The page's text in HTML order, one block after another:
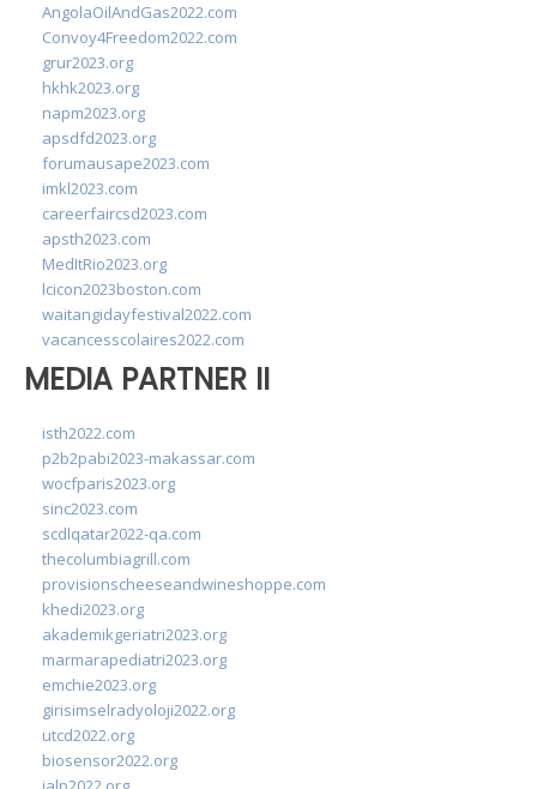
AngolaOilAndGas2022.com
Convoy4Freedom2022.com
grur2023.org
hkhk2023.org
napm2023.org
apsdfd2023.org
forumausape2023.com
imkl2023.com
careerfaircsd2023.com
apsth2023.com
MedItRio2023.org
lcicon2023boston.com
waitangidayfestival2022.com
vacancesscolaires2022.com
MEDIA PARTNER II
isth2022.com
p2b2pabi2023-makassar.com
wocfparis2023.org
sinc2023.com
scdlqatar2022-qa.com
thecolumbiagrill.com
provisionscheeseandwineshoppe.com
khedi2023.org
akademikgeriatri2023.org
marmarapediatri2023.org
emchie2023.org
girisimselradyoloji2022.org
utcd2022.org
biosensor2022.org